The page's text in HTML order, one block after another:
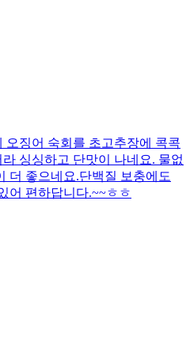
오징어 숙회를 초고추장에 콕콕
싱싱하고 단맛이 나네요. 물없
더 좋으네요.단백질 보충에도
어 편하답니다.~~ㅎㅎ